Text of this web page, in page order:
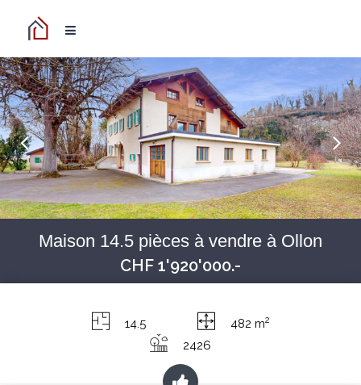
Maison 14.5 pièces à vendre à Ollon
CHF 1'920'000.-
14.5 482 m2
2426